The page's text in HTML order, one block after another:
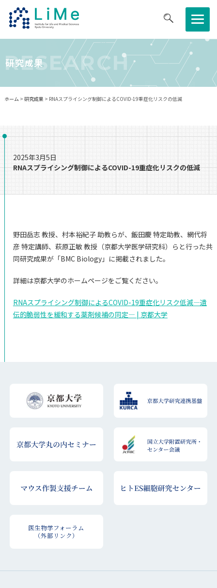
医生研について
ニュース・イベント
ご支援のお願い アクセス
研究成果
RESEARCH
ホーム> 研究成果 > RNAスプライシング制御によるCOVID-19重症化リスクの低減
2025年3月5日
RNAスプライシング制御によるCOVID-19重症化リスクの低減
野田岳志 教授、村本裕紀子 助教らが、飯田慶 特定助教、網代将
彦 特定講師、萩原正敏 教授（京都大学医学研究科）らと行った共
同研究成果が「BMC Biology」に掲載されました。
詳細は京都大学のホームページをご覧ください。
RNAスプライシング制御によるCOVID-19重症化リスク低減―遺
伝的脆弱性を緩和する薬剤候補の同定― | 京都大学
医生物学フォーラム
（外部リンク）